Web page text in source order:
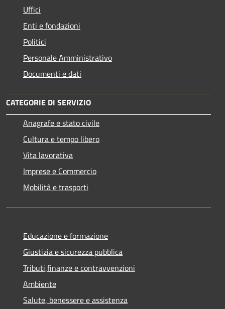
Uffici
Enti e fondazioni
Politici
Personale Amministrativo
Documenti e dati
CATEGORIE DI SERVIZIO
Anagrafe e stato civile
Cultura e tempo libero
Vita lavorativa
Imprese e Commercio
Mobilità e trasporti
Educazione e formazione
Giustizia e sicurezza pubblica
Tributi,finanze e contravvenzioni
Ambiente
Salute, benessere e assistenza